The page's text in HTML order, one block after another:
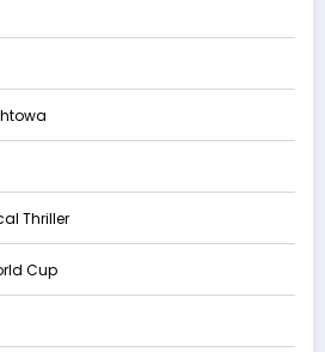
Thriller
Cup